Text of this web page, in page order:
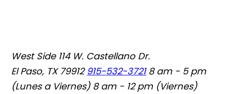
West Side 114 W. Castellano Dr.
El Paso, TX 79912 915-532-3721 8 am - 5 pm
(Lunes a Viernes) 8 am - 12 pm (Viernes)